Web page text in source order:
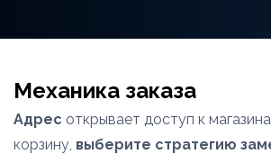
Механика заказа
Адрес открывает доступ к
корзину, выберите стратегию